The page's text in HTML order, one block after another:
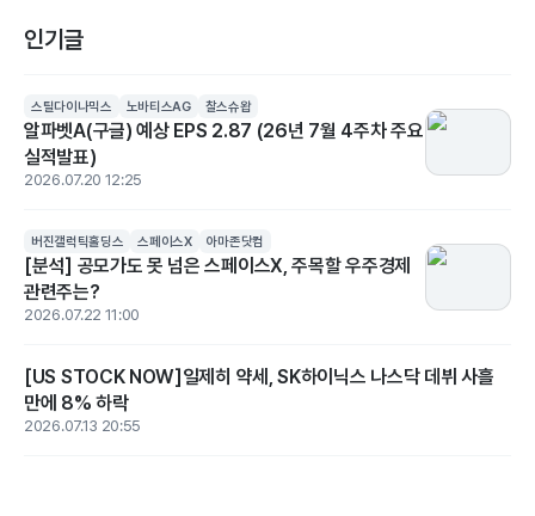
인기글
스틸다이나믹스 노바티스AG 찰스슈왑
알파벳A(구글) 예상 EPS 2.87 (26년 7월 4주차 주요
실적발표)
2026.07.20 12:25
버진갤럭틱홀딩스 스페이스X 아마존닷컴
[분석] 공모가도 못 넘은 스페이스X, 주목할 우주경제
관련주는?
2026.07.22 11:00
[US STOCK NOW]일제히 약세, SK하이닉스 나스닥 데뷔 사흘
만에 8% 하락
2026.07.13 20:55